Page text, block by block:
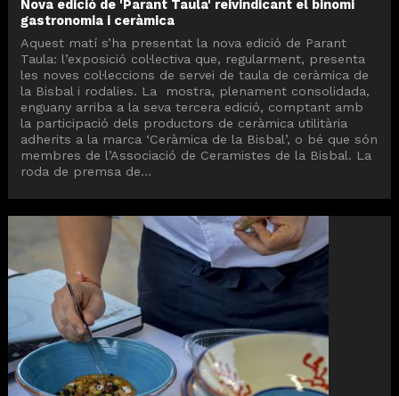
Nova edició de 'Parant Taula' reivindicant el binomi
gastronomia i ceràmica
Aquest matí s’ha presentat la nova edició de Parant
Taula: l’exposició col·lectiva que, regularment, presenta
les noves col·leccions de servei de taula de ceràmica de
la Bisbal i rodalies. La mostra, plenament consolidada,
enguany arriba a la seva tercera edició, comptant amb
la participació dels productors de ceràmica utilitària
adherits a la marca ‘Ceràmica de la Bisbal’, o bé que són
membres de l’Associació de Ceramistes de la Bisbal. La
roda de premsa de...